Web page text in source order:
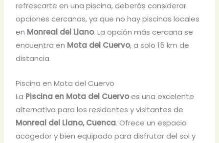
refrescarte en una piscina, deberás considerar
opciones cercanas, ya que no hay piscinas locales
en Monreal del Llano. La opción más cercana se
encuentra en Mota del Cuervo, a solo 15 km de
distancia.
Piscina en Mota del Cuervo
La Piscina en Mota del Cuervoes una excelente
alternativa para los residentes y visitantes de
Monreal del Llano, Cuenca. Ofrece un espacio
acogedor y bien equipado para disfrutar del sol y